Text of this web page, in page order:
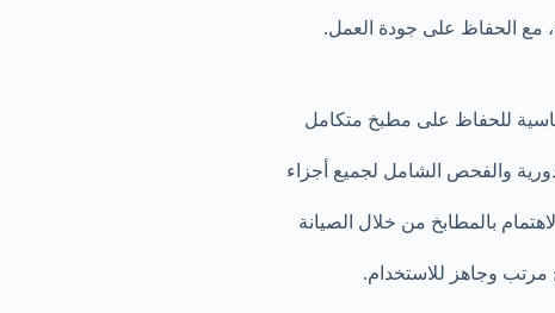
مع الحفاظ على جودة العمل.
للحفاظ على مطبخ متكامل
والفحص الشامل لجميع أجزاء
بالمطابخ من خلال الصيانة
مرتب وجاهز للاستخدام.